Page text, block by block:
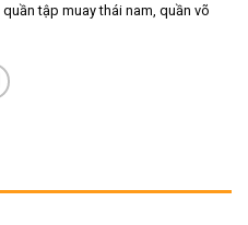
quần tập muay thái nam quần võ